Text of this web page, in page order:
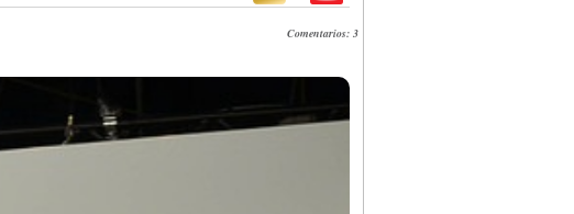
Comentarios: 3